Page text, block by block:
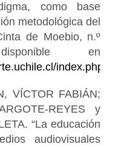
como base
metodológica del
de Moebio, n.º
en
index.php/
VÍCTOR FABIÁN;
REYES y
“La educación
audiovisuales